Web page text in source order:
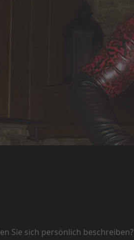
Sie sich persönlich beschreiben?